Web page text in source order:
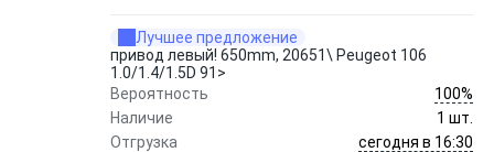
Лучшее предложение
привод левый! 650mm, 20651\ Peugeot 106
1.0/1.4/1.5D 91>
Вероятность
100%
Наличие
1 шт.
Отгрузка
сегодня в 16:30